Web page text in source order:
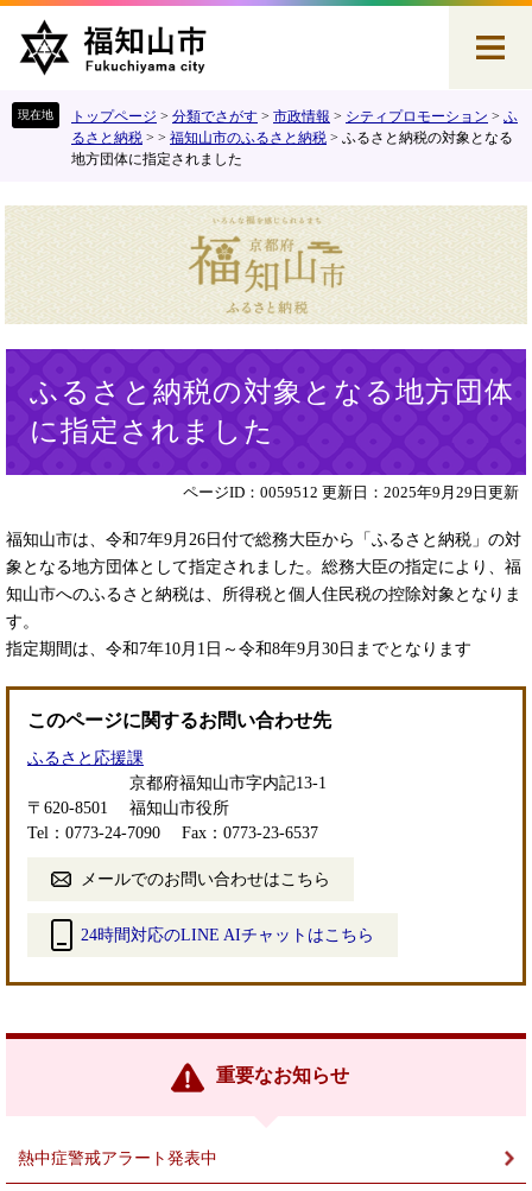
。て
本
文
へ
トップページ > 分類でさがす > 市政情報 > シティプロモーション > ふ
るさと納税 > > 福知山市のふるさと納税 > ふるさと納税の対象となる
地方団体に指定されました
ふるさと納税の対象となる地方団体
に指定されました
ページID：0059512 更新日：2025年9月29日更新
福知山市は、令和7年9月26日付で総務大臣から「ふるさと納税」の対
象となる地方団体として指定されました。総務大臣の指定により、福
知山市へのふるさと納税は、所得税と個人住民税の控除対象となりま
す。
指定期間は、令和7年10月1日～令和8年9月30日までとなります
このページに関するお問い合わせ先
ふるさと応援課
〒620-8501
京都府福知山市字内記13-1
福知山市役所
Tel：0773-24-7090
Fax：0773-23-6537
メールでのお問い合わせはこちら
24時間対応のLINE AIチャットはこちら
リ
重要なお知らせ
熱中症警戒アラート発表中